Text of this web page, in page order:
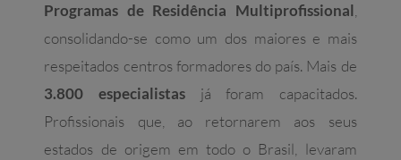
Programas de Residência Multiprofissional,
consolidando-se como um dos maiores e mais
respeitados centros formadores do país. Mais de
3.800 especialistasjá foram capacitados.
Profissionais que, ao retornarem aos seus
estados de origem em todo o Brasil, levaram